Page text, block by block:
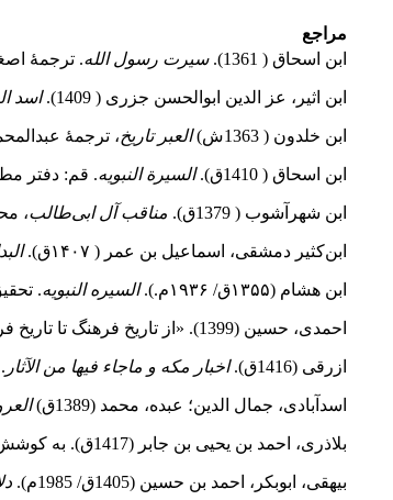
مراجع
ابن اسحاق ( 1361).
سیرت رسول الله. ترجمهٔ
ابن اثیر، عز الدین ابوالحسن جزری ( 1409). اسد
ابن‌ خلدون ( 1363ش) العبر تاریخ، ترجمهٔ
ابن اسحاق ( 1410ق). السیرة النبویه. قم: دفتر
ابن شهرآشوب ( 1379ق). مناقب آل ابی‌طالب،
ابن‌کثیر دمشقی‏، اسماعیل بن عمر ( ۱۴۰۷ق).
ابن هشام (۱۳۵۵ق/ ۱۹۳۶م.). السیره النبویه.
احمدی، حسین (1399). «از تاریخ فرهنگ تا تاریخ فرهنگی». مجلهٔ
ازرقی (1416ق). اخبار مکه و ماجاء فیها من الآثار
اسدآبادی، جمال الدین؛ عبده، محمد (1389ق)
بلاذری، احمد بن یحیی بن جابر (1417ق). به کوشش زکار، بیروت: ‌دار الفکر.
بیهقی، ابوبکر، احمد بن حسین (1405ق/ 1985م).